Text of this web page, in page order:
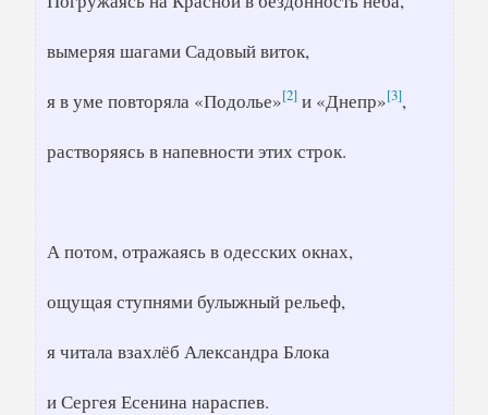
вымеряя шагами Садовый виток,
я в уме повторяла «Подолье»[2]и «Днепр»[3],
растворяясь в напевности этих строк.
А потом, отражаясь в одесских окнах,
ощущая ступнями булыжный рельеф,
я читала взахлёб Александра Блока
и Сергея Есенина нараспев.